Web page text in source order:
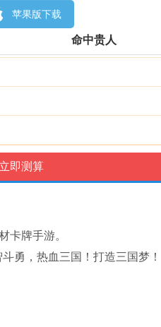
苹果版下载
命中贵人
卡牌手游。
勇，热血三国！打造三国梦！